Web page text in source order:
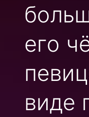
его
виде